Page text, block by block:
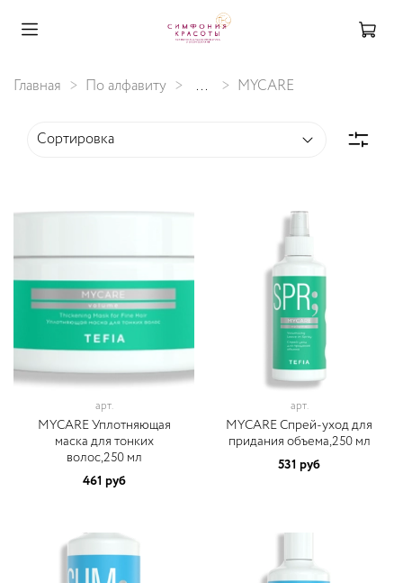
Главная По алфавиту ... MYCARE
арт.
MYCARE Уплотняющая
маска для тонких
волос,250 мл
461 руб
арт.
MYCARE Спрей-уход для
придания объема,250 мл
531 руб